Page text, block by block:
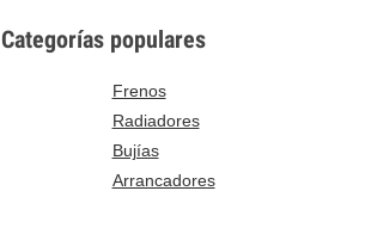
Categorías populares
Frenos
Radiadores
Bujías
Arrancadores